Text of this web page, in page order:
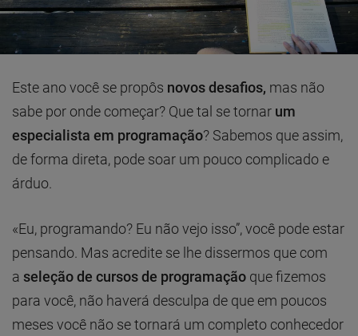
Este ano você se propôs novos desafios, mas não
sabe por onde começar? Que tal se tornar um
especialista em programação? Sabemos que assim,
de forma direta, pode soar um pouco complicado e
árduo.
«Eu, programando? Eu não vejo isso”, você pode estar
pensando. Mas acredite se lhe dissermos que com
a seleção de cursos de programação que fizemos
para você, não haverá desculpa de que em poucos
meses você não se tornará um completo conhecedor